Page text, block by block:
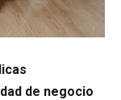
de negocio